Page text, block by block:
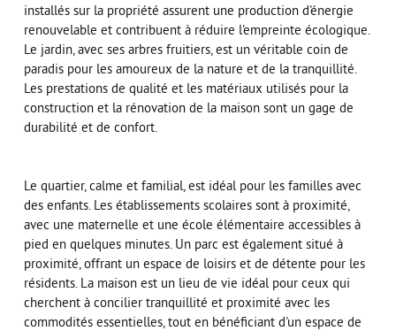
installés sur la propriété assurent une production d'énergie
renouvelable et contribuent à réduire l'empreinte écologique.
Le jardin, avec ses arbres fruitiers, est un véritable coin de
paradis pour les amoureux de la nature et de la tranquillité.
Les prestations de qualité et les matériaux utilisés pour la
construction et la rénovation de la maison sont un gage de
durabilité et de confort.
Le quartier, calme et familial, est idéal pour les familles avec
des enfants. Les établissements scolaires sont à proximité,
avec une maternelle et une école élémentaire accessibles à
pied en quelques minutes. Un parc est également situé à
proximité, offrant un espace de loisirs et de détente pour les
résidents. La maison est un lieu de vie idéal pour ceux qui
cherchent à concilier tranquillité et proximité avec les
commodités essentielles, tout en bénéficiant d'un espace de